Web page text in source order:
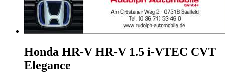
Honda HR-V HR-V 1.5 i-VTEC CVT
Elegance